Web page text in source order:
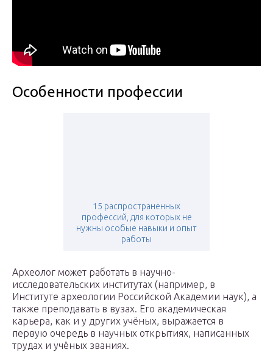
Особенности профессии
15 распространенных
профессий, для которых не
нужны особые навыки и опыт
работы
Археолог может работать в научно-
исследовательских институтах (например, в
Институте археологии Российской Академии наук), а
также преподавать в вузах. Его академическая
карьера, как и у других учёных, выражается в
первую очередь в научных открытиях, написанных
трудах и учёных званиях.